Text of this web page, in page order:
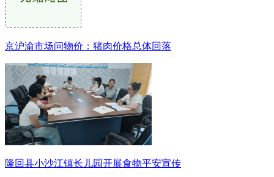
京沪渝市场问物价：猪肉价格总体回落
隆回县小沙江镇长儿园开展食物平安宣传